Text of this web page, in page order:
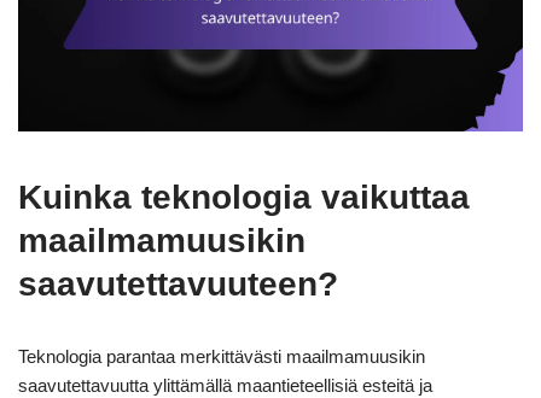
Kuinka teknologia vaikuttaa
maailmamuusikin
saavutettavuuteen?
Teknologia parantaa merkittävästi maailmamuusikin
saavutettavuutta ylittämällä maantieteellisiä esteitä ja